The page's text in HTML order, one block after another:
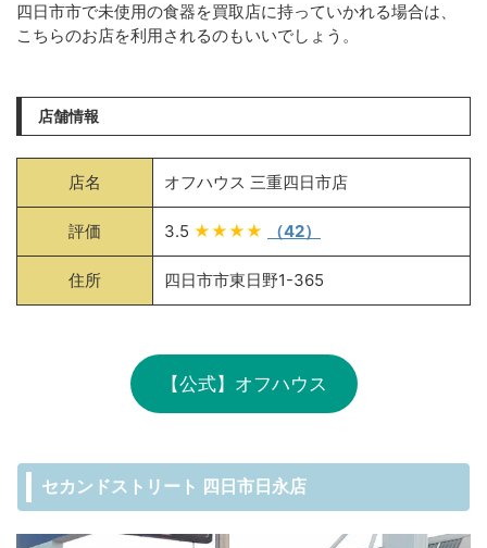
四日市市で未使用の食器を買取店に持っていかれる場合は、
こちらのお店を利用されるのもいいでしょう。
店舗情報
店名 オフハウス 三重四日市店
評価 3.5 ★★★★ （42）
住所 四日市市東日野1-365
【公式】オフハウス
セカンドストリート 四日市日永店